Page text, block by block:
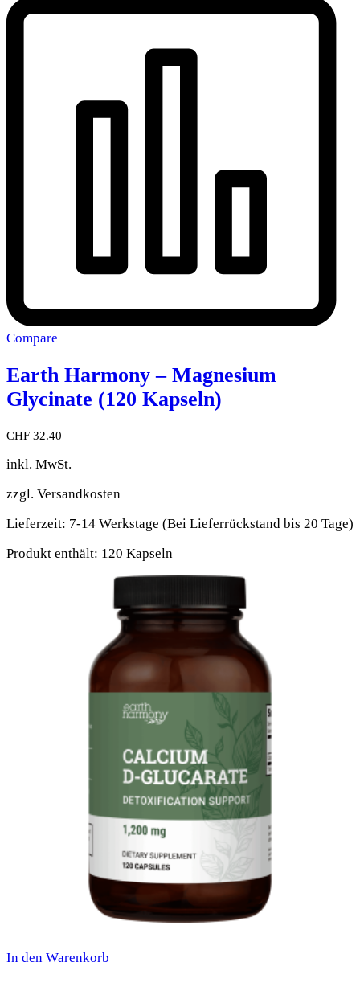
Compare
Earth Harmony – Magnesium
Glycinate (120 Kapseln)
CHF 32.40
inkl. MwSt.
zzgl. Versandkosten
Lieferzeit: 7-14 Werkstage (Bei Lieferrückstand bis 20 Tage)
Produkt enthält: 120 Kapseln
In den Warenkorb